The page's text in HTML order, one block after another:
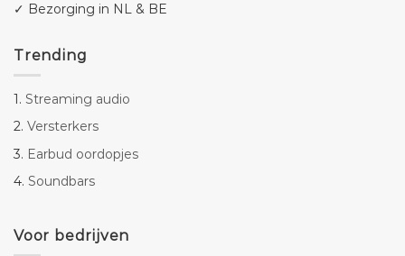
✓ Bezorging in NL & BE
Trending
1. Streaming audio
2. Versterkers
3. Earbud oordopjes
4. Soundbars
Voor bedrijven